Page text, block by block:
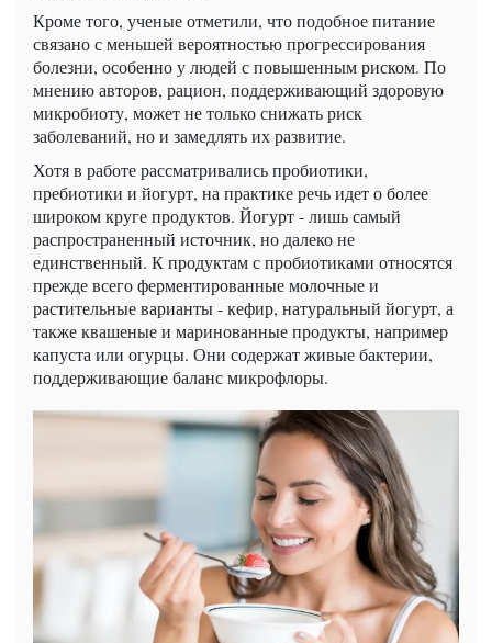
Кроме того, ученые отметили, что подобное питание
связано с меньшей вероятностью прогрессирования
болезни, особенно у людей с повышенным риском. По
мнению авторов, рацион, поддерживающий здоровую
микробиоту, может не только снижать риск
заболеваний, но и замедлять их развитие.
Хотя в работе рассматривались пробиотики,
пребиотики и йогурт, на практике речь идет о более
широком круге продуктов. Йогурт - лишь самый
распространенный источник, но далеко не
единственный. К продуктам с пробиотиками относятся
прежде всего ферментированные молочные и
растительные варианты - кефир, натуральный йогурт, а
также квашеные и маринованные продукты, например
капуста или огурцы. Они содержат живые бактерии,
поддерживающие баланс микрофлоры.